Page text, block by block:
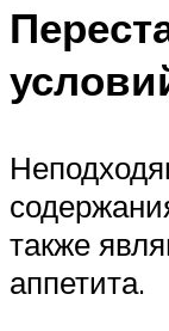
также
аппетита.